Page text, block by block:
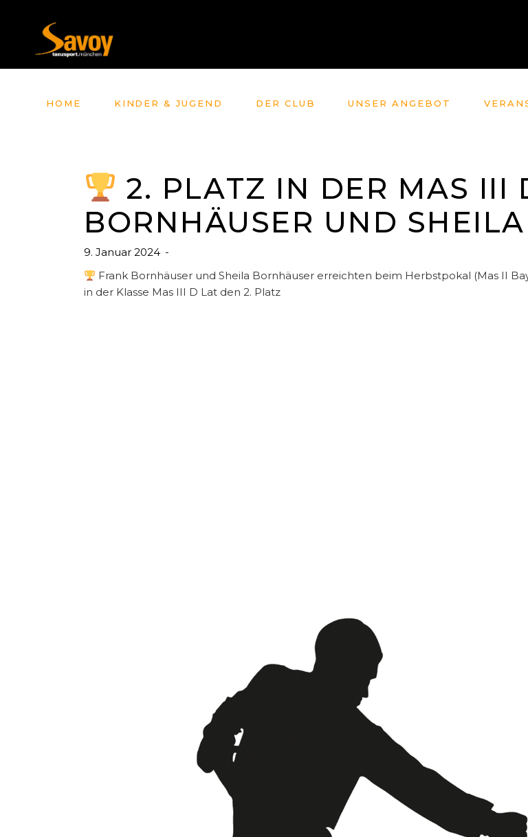
HOME KINDER & JUGEND DER CLUB UNSER ANGEBOT
2. PLATZ IN DER MAS III
BORNHÄUSER UND
9. Januar 2024
Frank Bornhäuser und Sheila Bornhäuser erreichten beim Herbstpokal (Mas II
in der Klasse Mas III D Lat den 2. Platz